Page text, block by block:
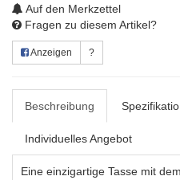
Auf den Merkzettel
Fragen zu diesem Artikel?
Anzeigen ?
Beschreibung
Individuelles Angebot
Eine einzigartige Tasse mit